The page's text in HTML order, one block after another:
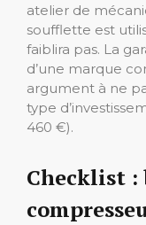
atelier de
soufflette est
faiblira pas. La
d’une marque
argument à ne
type
460 €).
Checklist :